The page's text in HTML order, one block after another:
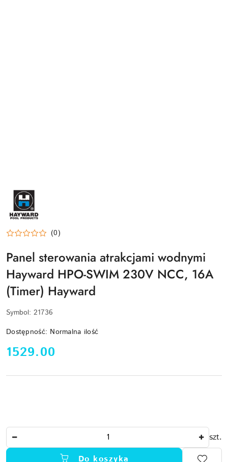
HAYWARD-
LOGO
(0)
Panel sterowania atrakcjami wodnymi
Hayward HPO-SWIM 230V NCC, 16A
(Timer) Hayward
Symbol: 21736
Dostępność: Normalna ilość
cena:
1529.00
szt.
Do koszyka